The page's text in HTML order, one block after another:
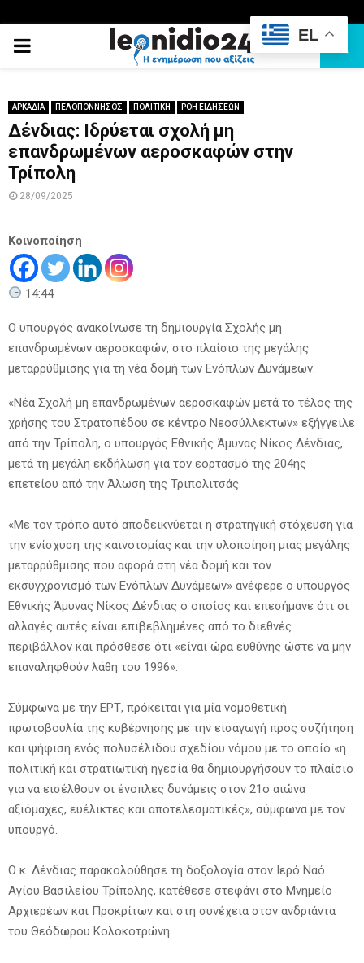
PRIMARY
ΑΡΚΑΔΙΑ ΠΕΛΟΠΟΝΝΗΣΟΣ ΠΟΛΙΤΙΚΗ ΡΟΗ ΕΙΔΗΣΕΩΝ
Δένδιας: Ιδρύεται σχολή μη
επανδρωμένων αεροσκαφών στην
Τρίπολη
28/09/2025
Κοινοποίηση
14:44
Ο υπουργός ανακοίνωσε τη δημιουργία Σχολής μη
επανδρωμένων αεροσκαφών, στο πλαίσιο της μεγάλης
μεταρρύθμισης για τη νέα δομή των Ενόπλων Δυνάμεων.
«Νέα Σχολή μη επανδρωμένων αεροσκαφών μετά το τέλος της
χρήσης του Στρατοπέδου σε κέντρο Νεοσύλλεκτων» εξήγγειλε
από την Τρίπολη, ο υπουργός Εθνικής Άμυνας Νίκος Δένδιας,
μετά τη μεγάλη εκδήλωση για τον εορτασμό της 204ης
επετείου από την Άλωση της Τριπολιτσάς.
«Με τον τρόπο αυτό αποδεικνύεται η στρατηγική στόχευση για
την ενίσχυση της καινοτομίας και την υλοποίηση μιας μεγάλης
μεταρρύθμισης που αφορά στη νέα δομή και τον
εκσυγχρονισμό των Ενόπλων Δυνάμεων» ανέφερε ο υπουργός
Εθνικής Άμυνας Νίκος Δένδιας ο οποίος και επεσήμανε ότι οι
αλλαγές αυτές είναι επιβεβλημένες από το διεθνές
περιβάλλον και πρόσθεσε ότι «είναι ώρα ευθύνης ώστε να μην
επαναληφθούν λάθη του 1996».
Σύμφωνα με την ΕΡΤ, πρόκειται για μία νομοθετική
πρωτοβουλία της κυβέρνησης με την εισαγωγή προς συζήτηση
και ψήφιση ενός πολυσέλιδου σχεδίου νόμου με το οποίο «η
πολιτική και στρατιωτική ηγεσία θα δημιουργήσουν το πλαίσιο
για να εισέλθουν οι ένοπλες δυνάμεις στον 21ο αιώνα
αξιόμαχες, ευέλικτες και αποτελεσματικές», σύμφωνα με τον
υπουργό.
Ο κ. Δένδιας παρακολούθησε τη δοξολογία στον Ιερό Ναό
Αγίου Βασιλείου Τρίπολης, κατέθεσε στεφάνι στο Μνημείο
Αρχιερέων και Προκρίτων και στη συνέχεια στον ανδριάντα
του Θεόδωρου Κολοκοτρώνη.
EL